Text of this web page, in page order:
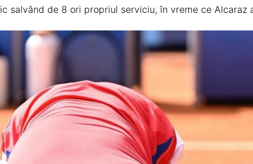
salvând de 8 ori propriul serviciu, în vreme ce Alcaraz